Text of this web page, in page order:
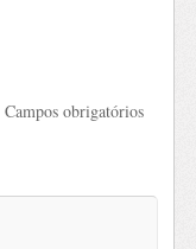
Campos obrigatórios